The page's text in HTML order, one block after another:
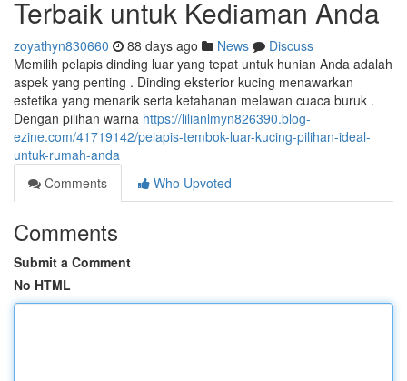
Terbaik untuk Kediaman Anda
zoyathyn830660 88 days ago News
Discuss
Memilih pelapis dinding luar yang tepat untuk hunian Anda adalah
aspek yang penting . Dinding eksterior kucing menawarkan
estetika yang menarik serta ketahanan melawan cuaca buruk .
Dengan pilihan warna https://lilianlmyn826390.blog-
ezine.com/41719142/pelapis-tembok-luar-kucing-pilihan-ideal-
untuk-rumah-anda
Comments
Who Upvoted
Comments
Submit a Comment
No HTML